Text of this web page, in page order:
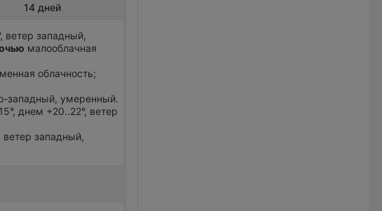
14 дней
ветер западный,
малооблачная
облачность;
западный, умеренный.
днем +20..22°, ветер
ветер западный,